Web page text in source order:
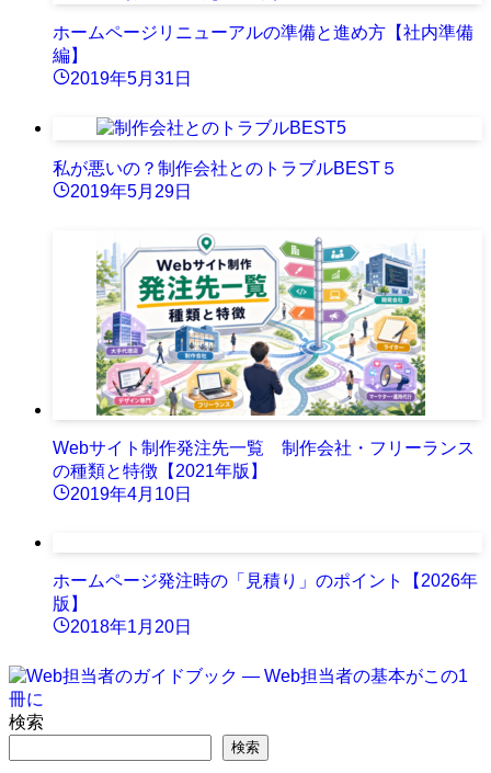
ホームページリニューアルの準備と進め方【社内準備
編】
2019年5月31日
私が悪いの？制作会社とのトラブルBEST５
2019年5月29日
Webサイト制作発注先一覧 制作会社・フリーランス
の種類と特徴【2021年版】
2019年4月10日
ホームページ発注時の「見積り」のポイント【2026年
版】
2018年1月20日
検索
検索